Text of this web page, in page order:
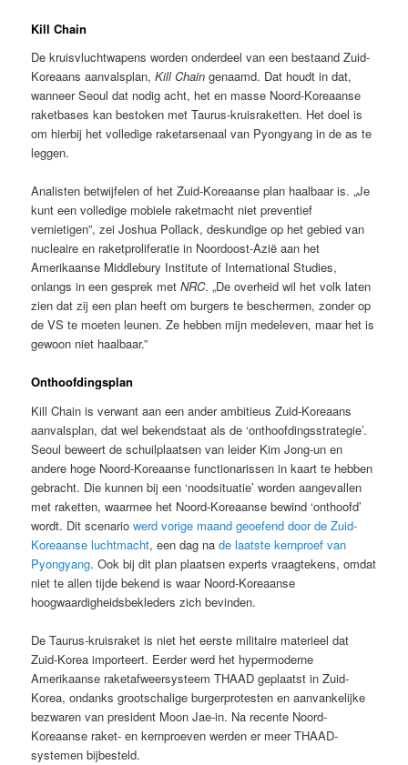
Kill Chain
De kruisvluchtwapens worden onderdeel van een bestaand Zuid-
Koreaans aanvalsplan,Kill Chain genaamd. Dat houdt in dat,
wanneer Seoul dat nodig acht, het en masse Noord-Koreaanse
raketbases kan bestoken met Taurus-kruisraketten. Het doel is
om hierbij het volledige raketarsenaal van Pyongyang in de as te
leggen.
Analisten betwijfelen of het Zuid-Koreaanse plan haalbaar is. „Je
kunt een volledige mobiele raketmacht niet preventief
vernietigen”, zei Joshua Pollack, deskundige op het gebied van
nucleaire en raketproliferatie in Noordoost-Azië aan het
Amerikaanse Middlebury Institute of International Studies,
onlangs in een gesprek metNRC. „De overheid wil het volk laten
zien dat zij een plan heeft om burgers te beschermen, zonder op
de VS te moeten leunen. Ze hebben mijn medeleven, maar het is
gewoon niet haalbaar.”
Onthoofdingsplan
Kill Chain is verwant aan een ander ambitieus Zuid-Koreaans
aanvalsplan, dat wel bekendstaat als de ‘onthoofdingsstrategie’.
Seoul beweert de schuilplaatsen van leider Kim Jong-un en
andere hoge Noord-Koreaanse functionarissen in kaart te hebben
gebracht. Die kunnen bij een ‘noodsituatie’ worden aangevallen
met raketten, waarmee het Noord-Koreaanse bewind ‘onthoofd’
wordt. Dit scenariowerd vorige maand geoefend door de Zuid-
Koreaanse luchtmacht, een dag nade laatste kernproef van
Pyongyang. Ook bij dit plan plaatsen experts vraagtekens, omdat
niet te allen tijde bekend is waar Noord-Koreaanse
hoogwaardigheidsbekleders zich bevinden.
De Taurus-kruisraket is niet het eerste militaire materieel dat
Zuid-Korea importeert. Eerder werd het hypermoderne
Amerikaanse raketafweersysteem THAAD geplaatst in Zuid-
Korea, ondanks grootschalige burgerprotesten en aanvankelijke
bezwaren van president Moon Jae-in. Na recente Noord-
Koreaanse raket- en kernproeven werden er meer THAAD-
systemen bijbesteld.